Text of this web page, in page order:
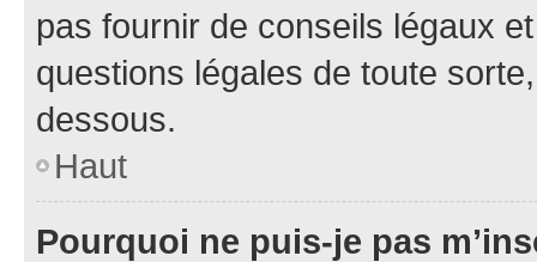
pas fournir de conseils légaux
questions légales de toute
dessous.
Haut
Pourquoi ne puis-je pas